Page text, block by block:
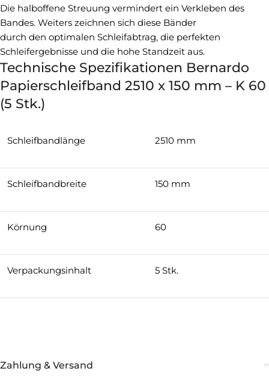
Die halboffene Streuung vermindert ein Verkleben des
Bandes. Weiters zeichnen sich diese Bänder
durch den optimalen Schleifabtrag, die perfekten
Schleifergebnisse und die hohe Standzeit aus.
Technische Spezifikationen Bernardo
Papierschleifband 2510 x 150 mm – K 60
(5 Stk.)
Schleifbandlänge 2510 mm
Schleifbandbreite 150 mm
Körnung 60
Verpackungsinhalt 5 Stk.
Zahlung & Versand